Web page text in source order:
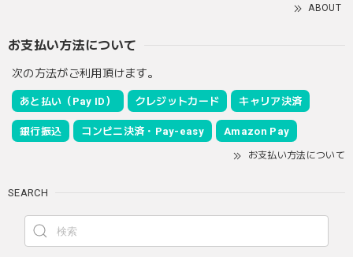
ABOUT
お支払い方法について
次の方法がご利用頂けます。
あと払い（Pay ID） クレジットカード キャリア決済
銀行振込 コンビニ決済・Pay-easy Amazon Pay
お支払い方法について
SEARCH